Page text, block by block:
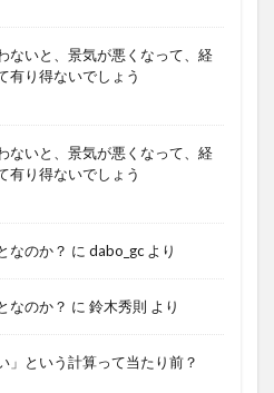
ないと、景気が悪くなって、経
有り得ないでしょう
ないと、景気が悪くなって、経
有り得ないでしょう
なのか？ に dabo_gc より
なのか？ に 鈴木秀則 より
」という計算って当たり前？